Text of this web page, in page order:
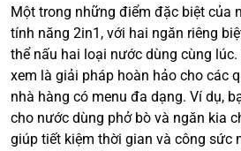
Một trong những điểm đặc biệt của
tính năng 2in1, với hai ngăn riêng
thể nấu hai loại nước dùng cùng
xem là giải pháp hoàn hảo cho các
nhà hàng có menu đa dạng. Ví dụ,
cho nước dùng phở bò và ngăn kia
giúp tiết kiệm thời gian và công sức